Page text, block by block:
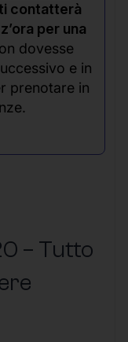
contatterà
per una
dovesse
e in
prenotare in
– Tutto